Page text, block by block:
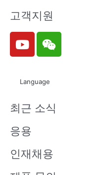
고객지원
Y
o
u
e
W
e
i
n
Language
최근 소식
응용
인재채용